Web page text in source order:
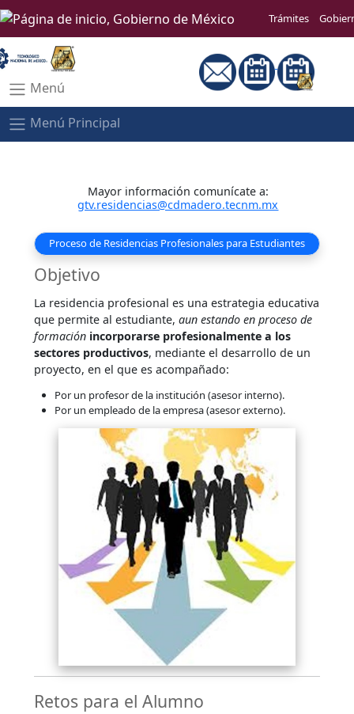
Trámites
Menú
Menú Principal
Mayor información comunícate a:
gtv.residencias@cdmadero.tecnm.mx
Proceso de Residencias Profesionales para Estudiantes
Objetivo
La residencia profesional es una estrategia educativa
que permite al estudiante,aun estando en proceso de
formación incorporarse profesionalmente a los
sectores productivos, mediante el desarrollo de un
proyecto, en el que es acompañado:
Por un profesor de la institución (asesor interno).
Por un empleado de la empresa (asesor externo).
Retos para el Alumno